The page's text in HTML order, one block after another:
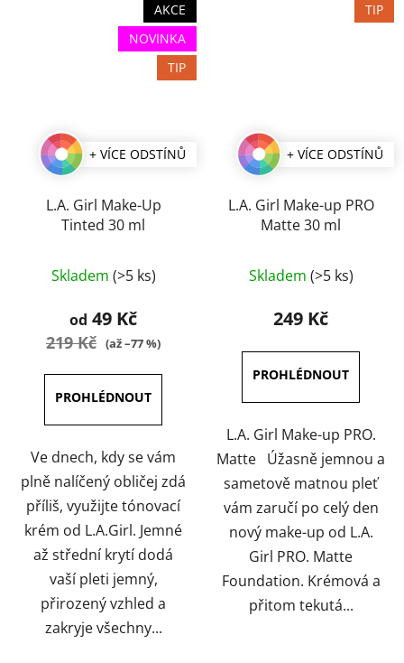
AKCE
NOVINKA
TIP
+ VÍCE ODSTÍNŮ
L.A. Girl Make-Up
Tinted 30 ml
hodnocení
produktu
5
hvězdiček.
Skladem (>5 ks)
od 49 Kč
219 Kč (až –77 %)
Ve dnech, kdy se vám
plně nalíčený obličej zdá
příliš, využijte tónovací
krém od L.A.Girl. Jemné
až střední krytí dodá
vaší pleti jemný,
přirozený vzhled a
zakryje všechny...
TIP
+ VÍCE ODSTÍNŮ
L.A. Girl Make-up PRO
Matte 30 ml
hodnocení
produktu
4,5
z
5
hvězdiček.
Skladem (>5 ks)
249 Kč
L.A. Girl Make-up PRO.
Matte Úžasně jemnou a
sametově matnou pleť
vám zaručí po celý den
nový make-up od L.A.
Girl PRO. Matte
Foundation. Krémová a
přitom tekutá...